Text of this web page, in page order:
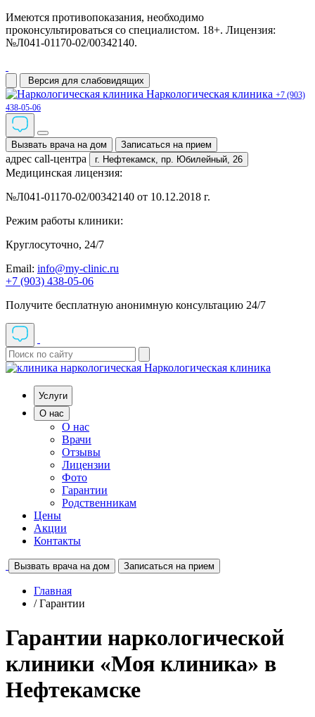
Имеются противопоказания, необходимо
проконсультироваться со специалистом. 18+. Лицензия:
№Л041-01170-02/00342140.
Версия для слабовидящих
Наркологическая клиника +7 (903)
438-05-06
Вызвать врача на дом Записаться на прием
адрес call-центра г. Нефтекамск, пр. Юбилейный, 26
Медицинская лицензия:
№Л041-01170-02/00342140 от 10.12.2018 г.
Режим работы клиники:
Круглосуточно, 24/7
Email: info@my-clinic.ru
+7 (903) 438-05-06
Получите бесплатную анонимную консультацию 24/7
Наркологическая клиника
Услуги
О нас
О нас
Врачи
Отзывы
Лицензии
Фото
Гарантии
Родственникам
Цены
Акции
Контакты
Вызвать врача на дом Записаться на прием
Главная
/ Гарантии
Гарантии наркологической
клиники «Моя клиника» в
Нефтекамске